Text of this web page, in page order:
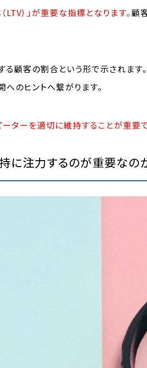
LTV）」が重要な指標となります。顧
顧客の割合という形で示されます。
のヒントへ繋がります。
ターを適切に維持することが重要で
に注力するのが重要なの